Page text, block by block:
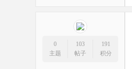
0
主题
103
帖子
191
积分